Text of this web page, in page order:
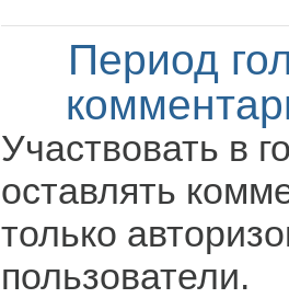
Период
Участвовать в
оставлять
только
пользователи.